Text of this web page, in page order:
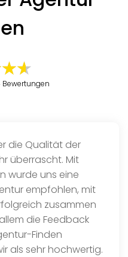
Bewertungen
die Qualität der
überrascht. Mit
wurde uns eine
empfohlen, mit
zusammen
die Feedback
Finden
als sehr hochwertig.